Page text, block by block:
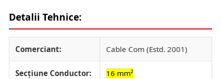
Detalii Tehnice:
Comerciant: Cable Com (Estd. 2001)
Secțiune Conductor: 16 mm²